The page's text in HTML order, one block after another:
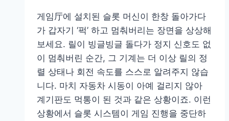
탐
지
전
략
짤’이
스
튜
디
오
짤
을
이
게임厅에 설치된 슬롯 머신이 한창 돌아가다
가 갑자기 ‘퍽’ 하고 멈춰버리는 장면을 상상해
보세요. 릴이 빙글빙글 돌다가 정지 신호도 없
이 멈춰버린 순간, 그 기계는 더 이상 릴의 정
렬 상태나 회전 속도를 스스로 알려주지 않습
니다. 마치 자동차 시동이 아예 걸리지 않아
계기판도 먹통이 된 것과 같은 상황이죠. 이런
상황에서 슬롯 시스템이 게임 진행을 중단하